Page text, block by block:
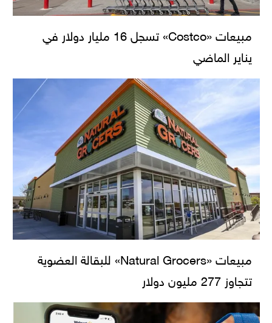
مبيعات «Costco» تسجل 16 مليار دولار في
يناير الماضي
مبيعات «Natural Grocers» للبقالة العضوية
تتجاوز 277 مليون دولار